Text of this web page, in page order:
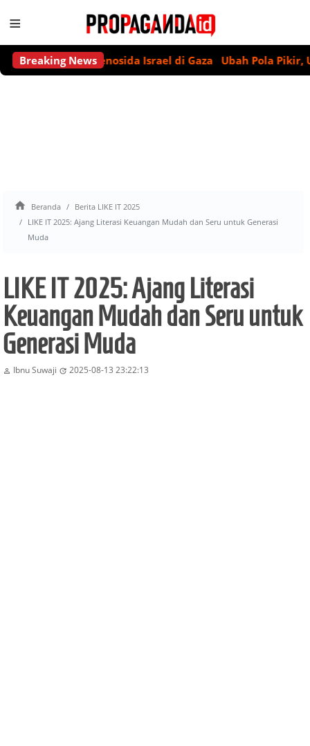
≡
Breaking News
Genosida Israel di Gaza Ubah Pola Pikir, Ubah
 Beranda
Berita LIKE IT 2025
LIKE IT 2025: Ajang Literasi Keuangan Mudah dan Seru untuk Generasi
Muda
LIKE IT 2025: Ajang Literasi
Keuangan Mudah dan Seru untuk
Generasi Muda
 Ibnu Suwaji  2025-08-13 23:22:13